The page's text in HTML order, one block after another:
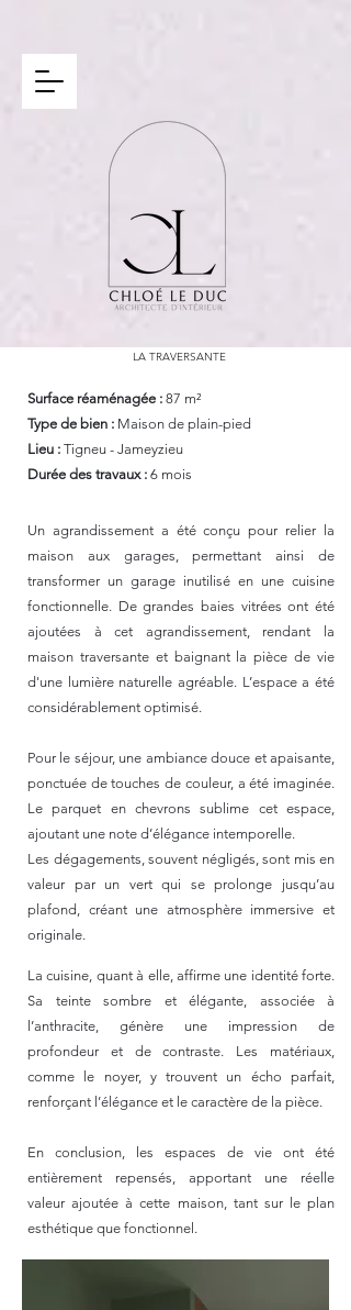
LA TRAVERSANTE
Un agrandissement a été conçu pour relier la
maison aux garages, permettant ainsi de
transformer un garage inutilisé en une cuisine
fonctionnelle. De grandes baies vitrées ont été
ajoutées à cet agrandissement, rendant la
maison traversante et baignant la pièce de vie
d'une lumière naturelle agréable. L’espace a été
considérablement optimisé.
Pour le séjour, une ambiance douce et apaisante,
ponctuée de touches de couleur, a été imaginée.
Le parquet en chevrons sublime cet espace,
ajoutant une note d’élégance intemporelle.
Les dégagements, souvent négligés, sont mis en
valeur par un vert qui se prolonge jusqu’au
plafond, créant une atmosphère immersive et
originale.
​La cuisine, quant à elle, affirme une identité forte.
Sa teinte sombre et élégante, associée à
l’anthracite, génère une impression de
profondeur et de contraste. Les matériaux,
comme le noyer, y trouvent un écho parfait,
renforçant l’élégance et le caractère de la pièce.
En conclusion, les espaces de vie ont été
entièrement repensés, apportant une réelle
valeur ajoutée à cette maison, tant sur le plan
esthétique que fonctionnel.
Surface réaménagée : 87 m²
Type de bien : Maison de plain-pied
Lieu : Tigneu - Jameyzieu
Durée des travaux : 6 mois